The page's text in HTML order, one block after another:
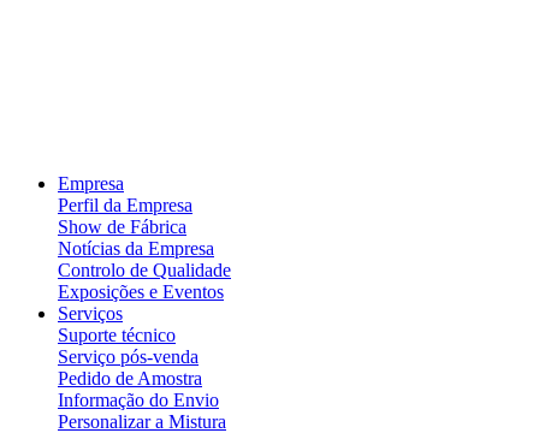
Empresa
Perfil da Empresa
Show de Fábrica
Notícias da Empresa
Controlo de Qualidade
Exposições e Eventos
Serviços
Suporte técnico
Serviço pós-venda
Pedido de Amostra
Informação do Envio
Personalizar a Mistura